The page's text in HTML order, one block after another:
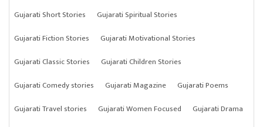
Gujarati Short Stories
Gujarati Spiritual Stories
Gujarati Fiction Stories
Gujarati Motivational Stories
Gujarati Classic Stories
Gujarati Children Stories
Gujarati Comedy stories
Gujarati Magazine
Gujarati Poems
Gujarati Travel stories
Gujarati Women Focused
Gujarati Drama